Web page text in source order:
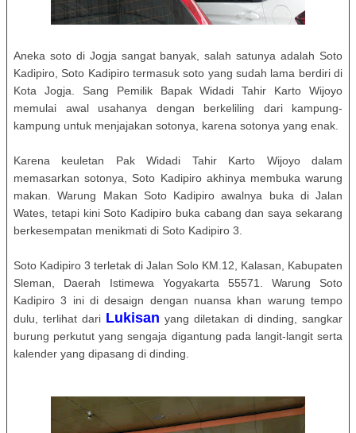
Aneka soto di Jogja sangat banyak, salah satunya adalah Soto
Kadipiro, Soto Kadipiro termasuk soto yang sudah lama berdiri di
Kota Jogja. Sang Pemilik Bapak Widadi Tahir Karto Wijoyo
memulai awal usahanya dengan berkeliling dari kampung-
kampung untuk menjajakan sotonya, karena sotonya yang enak.
Karena keuletan Pak Widadi Tahir Karto Wijoyo dalam
memasarkan sotonya, Soto Kadipiro akhinya membuka warung
makan. Warung Makan Soto Kadipiro awalnya buka di Jalan
Wates, tetapi kini Soto Kadipiro buka cabang dan saya sekarang
berkesempatan menikmati di Soto Kadipiro 3.
Soto Kadipiro 3 terletak di Jalan Solo KM.12, Kalasan, Kabupaten
Sleman, Daerah Istimewa Yogyakarta 55571. Warung Soto
Kadipiro 3 ini di desaign dengan nuansa khan warung tempo
dulu, terlihat dari Lukisan yang diletakan di dinding, sangkar
burung perkutut yang sengaja digantung pada langit-langit serta
kalender yang dipasang di dinding.